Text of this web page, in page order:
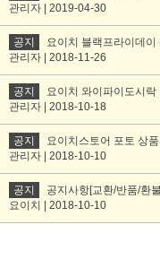
관리자 | 2019-04-30
공지
요이치 블랙프라이데이
관리자 | 2018-11-26
공지
요이치 와이파이도시락
관리자 | 2018-10-18
공지
요이치스토어 포토 상
관리자 | 2018-10-10
공지
공지사항[교환/반품/환
요이치 | 2018-10-10